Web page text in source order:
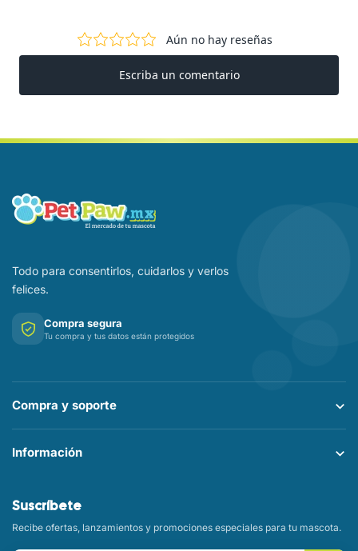
Todo para consentirlos, cuidarlos y verlos
felices.
Compra segura
Tu compra y tus datos están protegidos
Compra y soporte
Información
Suscríbete
Recibe ofertas, lanzamientos y promociones especiales para tu mascota.